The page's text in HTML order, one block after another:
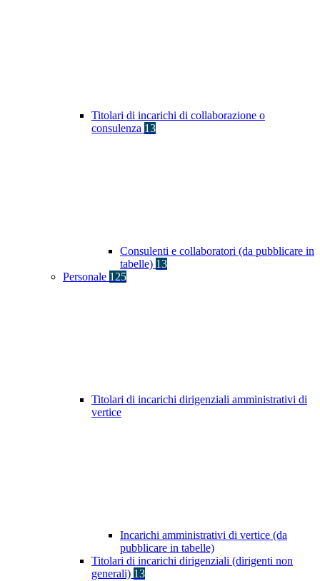
Titolari di incarichi di collaborazione o
consulenza 13
Consulenti e collaboratori (da pubblicare in
tabelle) 13
Personale 125
Titolari di incarichi dirigenziali amministrativi di
vertice
Incarichi amministrativi di vertice (da
pubblicare in tabelle)
Titolari di incarichi dirigenziali (dirigenti non
generali) 13